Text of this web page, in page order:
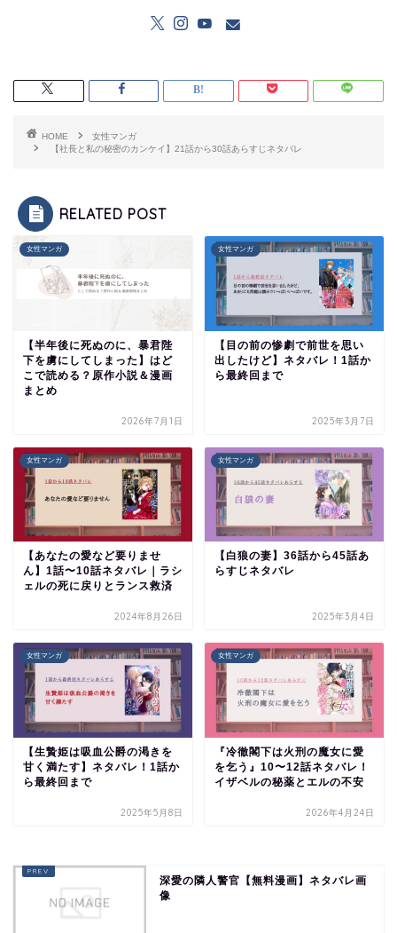
HOME
女性マンガ
【社長と私の秘密のカンケイ】21話から30話あらすじネタバレ
RELATED POST
女性マンガ
【半年後に死ぬのに、暴君陛
下を虜にしてしまった】はど
こで読める？原作小説＆漫画
まとめ
2026年7月1日
女性マンガ
【目の前の惨劇で前世を思い
出したけど】ネタバレ！1話か
ら最終回まで
2025年3月7日
女性マンガ
【あなたの愛など要りませ
ん】1話〜10話ネタバレ｜ラシ
ェルの死に戻りとランス救済
2024年8月26日
女性マンガ
【白狼の妻】36話から45話あ
らすじネタバレ
2025年3月4日
女性マンガ
【生贄姫は吸血公爵の渇きを
甘く満たす】ネタバレ！1話か
ら最終回まで
2025年5月8日
女性マンガ
『冷徹閣下は火刑の魔女に愛
を乞う』10〜12話ネタバレ！
イザベルの秘薬とエルの不安
2026年4月24日
深愛の隣人警官【無料漫画】ネタバレ画
像